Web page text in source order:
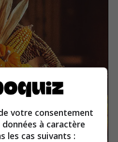
votre consentement
à caractère
les cas suivants :